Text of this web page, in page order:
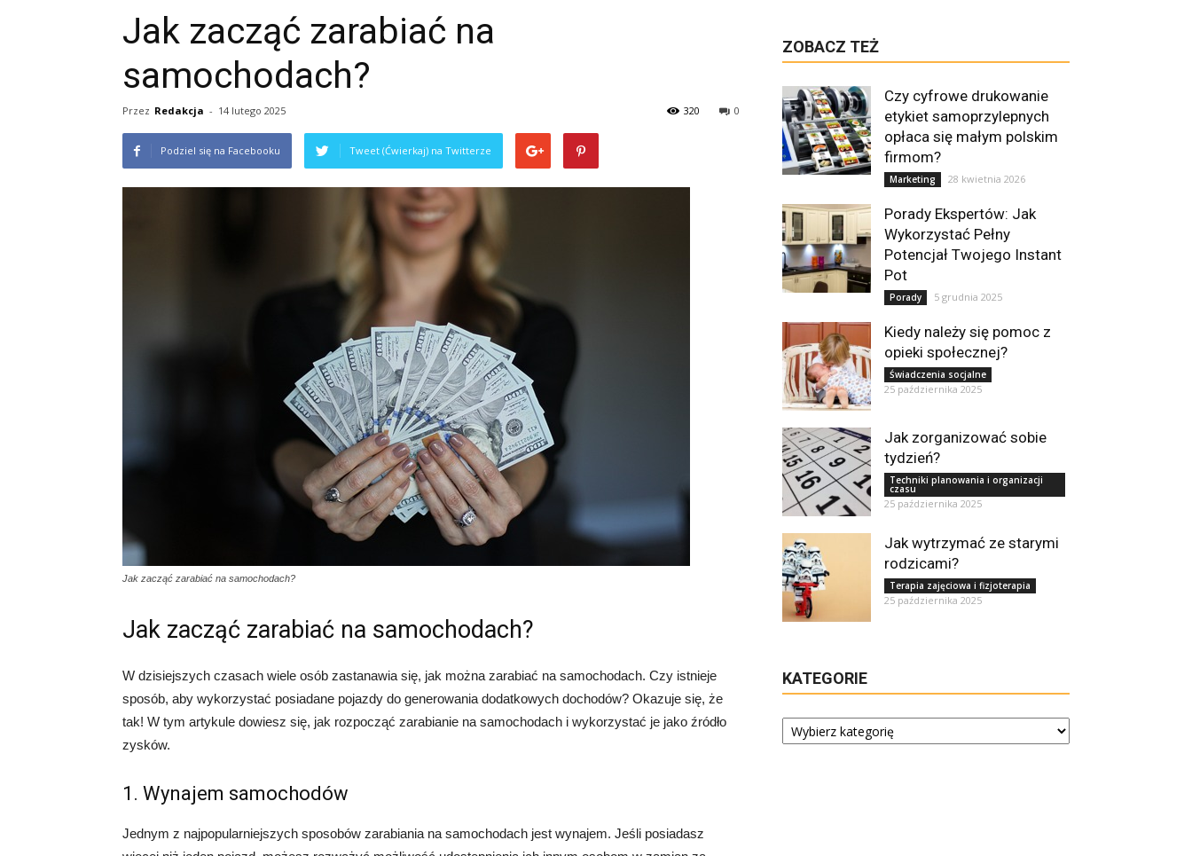
Jak zacząć zarabiać na
samochodach?
Przez Redakcja - 14 lutego 2025 0
320
Podziel się na Facebooku Tweet (Ćwierkaj) na Twitterze
Jak zacząć zarabiać na samochodach?
Jak zacząć zarabiać na samochodach?
W dzisiejszych czasach wiele osób zastanawia się, jak można zarabiać na samochodach. Czy istnieje
sposób, aby wykorzystać posiadane pojazdy do generowania dodatkowych dochodów? Okazuje się, że
tak! W tym artykule dowiesz się, jak rozpocząć zarabianie na samochodach i wykorzystać je jako źródło
zysków.
1. Wynajem samochodów
Jednym z najpopularniejszych sposobów zarabiania na samochodach jest wynajem. Jeśli posiadasz
ZOBACZ TEŻ
Czy cyfrowe drukowanie
etykiet samoprzylepnych
opłaca się małym polskim
firmom?
Marketing 28 kwietnia 2026
Porady Ekspertów: Jak
Wykorzystać Pełny
Potencjał Twojego Instant
Pot
Porady 5 grudnia 2025
Kiedy należy się pomoc z
opieki społecznej?
Świadczenia socjalne
25 października 2025
Jak zorganizować sobie
tydzień?
Techniki planowania i organizacji
czasu
25 października 2025
Jak wytrzymać ze starymi
rodzicami?
Terapia zajęciowa i fizjoterapia
25 października 2025
KATEGORIE
Kategorie